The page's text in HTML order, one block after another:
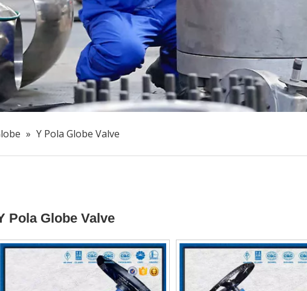
» Y Pola Globe Valve
Pola Globe Valve